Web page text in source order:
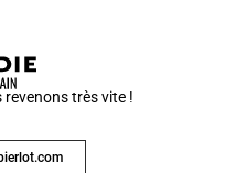
très vite !